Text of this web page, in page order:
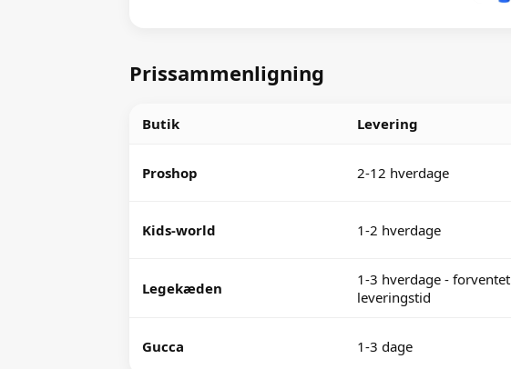
Prissammenligning
Butik Levering
Proshop 2-12 hverdage
Kids-world 1-2 hverdage
Legekæden
1-3 hverdage - forventet
leveringstid
Gucca 1-3 dage